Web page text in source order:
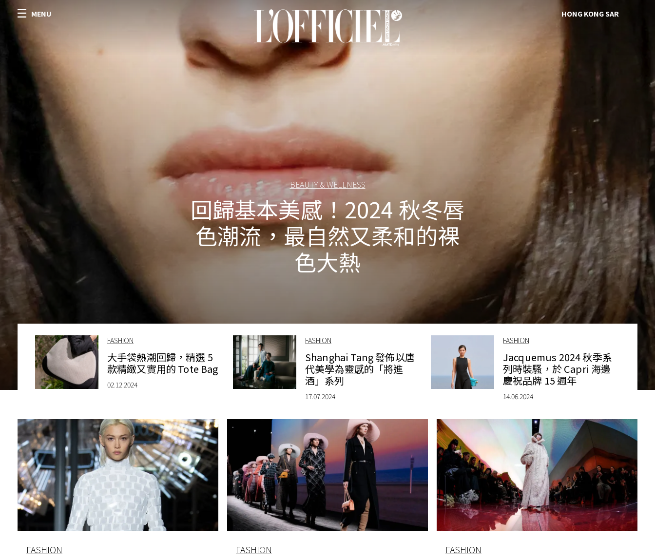
MENU HONG KONG SAR
BEAUTY & WELLNESS
回歸基本美感！2024 秋冬唇
色潮流，最自然又柔和的裸
色大熱
FASHION
大手袋熱潮回歸，精選 5
款精緻又實用的 Tote Bag
02.12.2024
FASHION
Shanghai Tang 發佈以唐
代美學為靈感的「將進
酒」系列
17.07.2024
FASHION
Jacquemus 2024 秋季系
列時裝騷，於 Capri 海邊
慶祝品牌 15 週年
14.06.2024
FASHION FASHION FASHION